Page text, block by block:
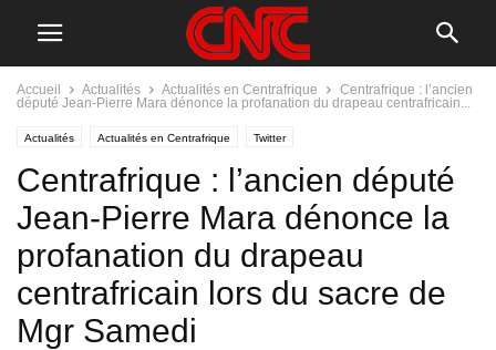
Accueil Actualités Actualités en Centrafrique
Centrafrique : l’ancien
député Jean-Pierre Mara dénonce la profanation du drapeau centrafricain...
Actualités Actualités en Centrafrique Twitter
Centrafrique : l’ancien député
Jean-Pierre Mara dénonce la
profanation du drapeau
centrafricain lors du sacre de
Mgr Samedi